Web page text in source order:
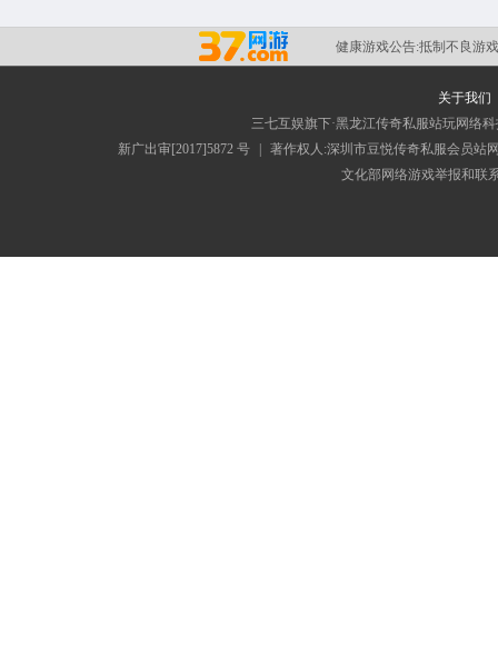
健康游戏公告:抵制不良游
关于我们
三七互娱旗下·黑龙江传奇私服站玩网络
新广出审[2017]5872 号
著作权人:深圳市豆悦传奇私服会员站
文化部网络游戏举报和联